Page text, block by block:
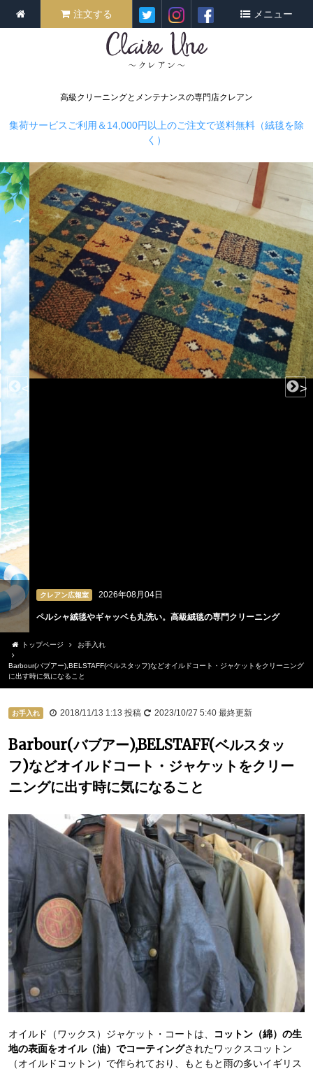
高級クリーニングとメンテナンスの専門店クレアン
注文する メニュー
集荷サービスご利用＆14,000円以上のご注文で送料無料（絨毯を除
く）
クレアン広報室 2026年08月04日
ペルシャ絨毯やギャッベも丸洗い。高級絨毯の専門クリーニング
< >
トップページ お手入れ
Barbour(バブアー),BELSTAFF(ベルスタッフ)などオイルドコート・ジャケットをクリーニング
に出す時に気になること
お手入れ 2018/11/13 1:13 投稿 2023/10/27 5:40 最終更新
Barbour(バブアー),BELSTAFF(ベルスタッ
フ)などオイルドコート・ジャケットをクリー
ニングに出す時に気になること
オイルド（ワックス）ジャケット・コートは、
コットン（綿）の生
地の表面をオイル（油）でコーティングされたワックスコットン
（オイルドコットン）で作られており、もともと雨の多いイギリス